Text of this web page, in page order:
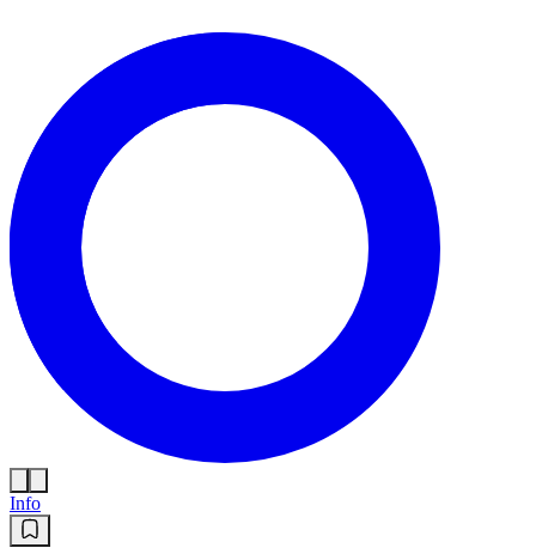
Info